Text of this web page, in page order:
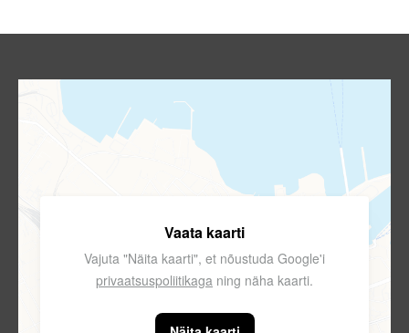
Vaata kaarti
Vajuta "Näita kaarti", et nõustuda Google'i
privaatsuspoliitikaga ning näha kaarti.